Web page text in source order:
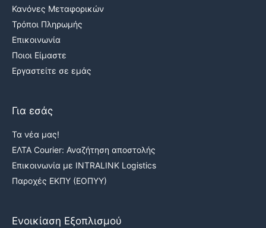
Κανόνες Μεταφορικών
Τρόποι Πληρωμής
Επικοινωνία
Ποιοι Είμαστε
Εργαστείτε σε εμάς
Για εσάς
Τα νέα μας!
ΕΛΤΑ Courier: Αναζήτηση αποστολής
Επικοινωνία με INTRALINK Logistics
Παροχές ΕΚΠΥ (ΕΟΠΥΥ)
Ενοικίαση Εξοπλισμού